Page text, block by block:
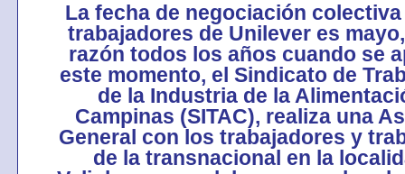
La fecha de negociación
trabajadores de Unilever es
razón todos los años cuando se
este momento, el Sindicato de
de la Industria de la
Campinas (SITAC), realiza una
General con los trabajadores y
de la transnacional en la